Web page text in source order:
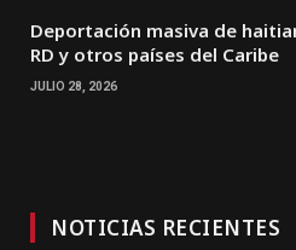
Deportación masiva de
RD y otros países del Caribe
JULIO 28, 2026
NOTICIAS RECIENTES